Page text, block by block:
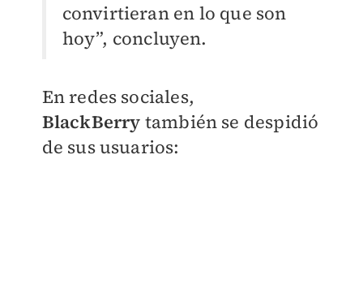
convirtieran en lo que son
hoy”, concluyen.
En redes sociales,
BlackBerry también se despidió
de sus usuarios: